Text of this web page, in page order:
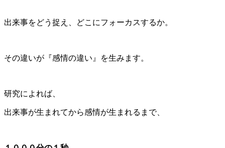
出来事をどう捉え、どこにフォーカスするか。
その違いが『感情の違い』を生みます。
研究によれば、
出来事が生まれてから感情が生まれるまで、